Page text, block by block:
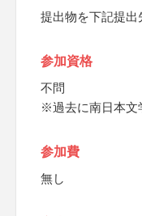
提出物を下記提出
参加資格
不問
※過去に南日本文
参加費
無し